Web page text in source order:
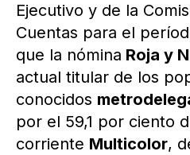
Ejecutivo y de la
Cuentas para el
que la nómina Roja y
actual titular de los
conocidos
por el 59,1 por ciento
corriente Multicolor,